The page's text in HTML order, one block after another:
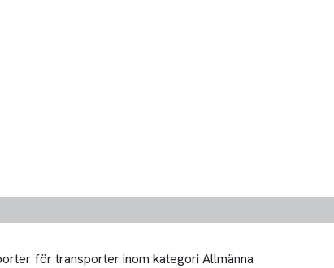
för transporter inom kategori Allmänna